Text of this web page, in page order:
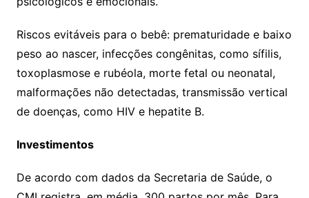
Riscos evitáveis para o bebê: prematuridade e baixo
peso ao nascer, infecções congênitas, como sífilis,
toxoplasmose e rubéola, morte fetal ou neonatal,
malformações não detectadas, transmissão vertical
de doenças, como HIV e hepatite B.
Investimentos
De acordo com dados da Secretaria de Saúde, o